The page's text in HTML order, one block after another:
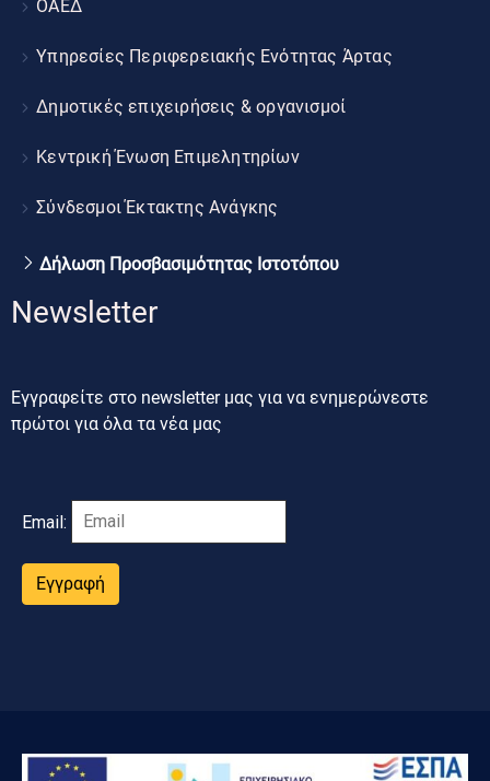
ΟΑΕΔ
Υπηρεσίες Περιφερειακής Ενότητας Άρτας
Δημοτικές επιχειρήσεις & οργανισμοί
Κεντρική Ένωση Επιμελητηρίων
Σύνδεσμοι Έκτακτης Ανάγκης
Δήλωση Προσβασιμότητας Ιστοτόπου
Newsletter
Εγγραφείτε στο newsletter μας για να ενημερώνεστε
πρώτοι για όλα τα νέα μας
Email:
Εγγραφή